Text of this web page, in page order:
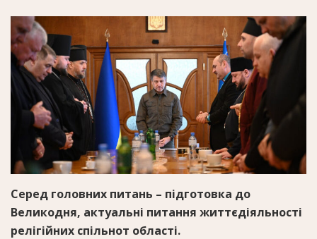
Серед головних питань – підготовка до
Великодня, актуальні питання життєдіяльності
релігійних спільнот області.